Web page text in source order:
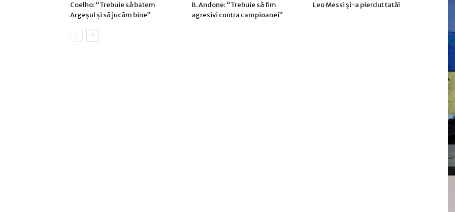
Coelho: “Trebuie să batem
Argeşul şi să jucăm bine”
B. Andone: “Trebuie să fim
agresivi contra campioanei”
Leo Messi şi-a pierdut tatăl